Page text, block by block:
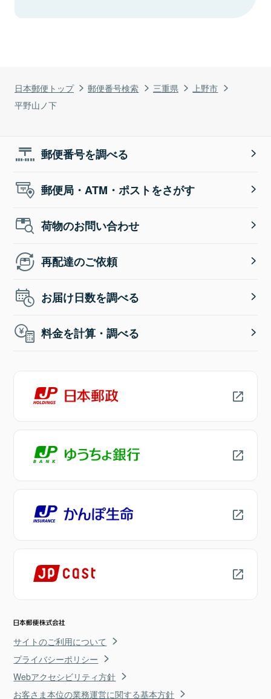
日本郵便トップ 郵便番号検索 三重県
上野市
平野山ノ下
郵便番号を調べる
郵便局・ATM・ポストをさがす
荷物のお問い合わせ
再配達のご依頼
お届け日数を調べる
料金を計算・調べる
サイトのご利用について
プライバシーポリシー
Webアクセシビリティ方針
お客さま本位の業務運営に関する基本方針